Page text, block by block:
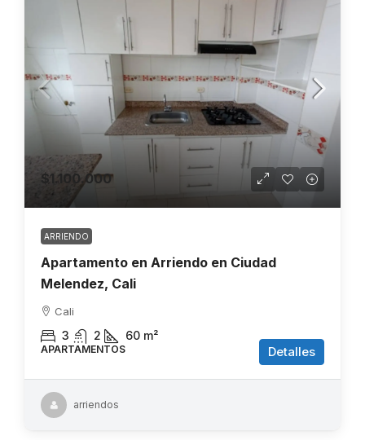
$1.100.000
ARRIENDO
Apartamento en Arriendo en Ciudad
Melendez, Cali
Cali
3 2 60 m²
APARTAMENTOS Detalles
arriendos